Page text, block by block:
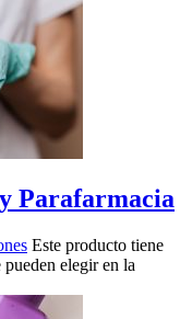
Parafarmacia
Este producto tiene
elegir en la